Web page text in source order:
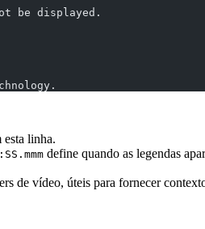
be displayed.
linha.
define quando as legendas
de vídeo, úteis para fornecer